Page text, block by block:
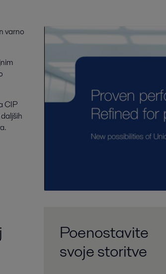
varno
CIP
Poenostavite
svoje storitve